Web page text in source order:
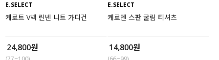
E.SELECT
케로트 V넥 린넨 니트 가디건
24,800원
E.SELECT
케로덴 스판 굴림 티셔츠
14,800원